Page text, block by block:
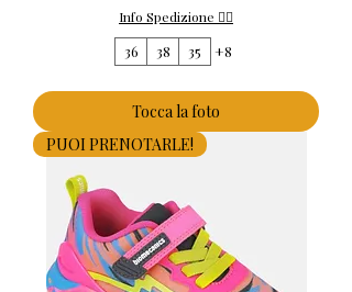
Info Spedizione 👈🏻
36 38 35 +8
Tocca la foto
PUOI PRENOTARLE!